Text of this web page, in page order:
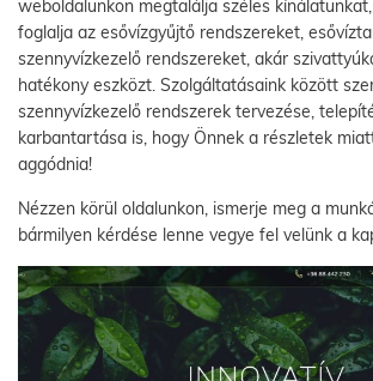
weboldalunkon megtalálja széles
foglalja az esővízgyűjtő rendszereket,
szennyvízkezelő rendszereket, akár
hatékony eszközt. Szolgáltatásaink között
szennyvízkezelő rendszerek tervezése,
karbantartása is, hogy Önnek a részletek
aggódnia!
Nézzen körül oldalunkon, ismerje meg a
bármilyen kérdése lenne vegye fel velünk a